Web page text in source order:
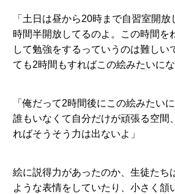
「土日は昼から20時まで自習室開
時間半開放してるのよ。この時間を
して勉強をするっていうのは難しい
ても2時間もすればこの絵みたいにな
「俺だって2時間後にこの絵みたい
誰もいなくて自分だけが頑張る空間
ればそうそう力は出ないよ」
絵に説得力があったのか、生徒たち
ような表情をしていたり、小さく頷